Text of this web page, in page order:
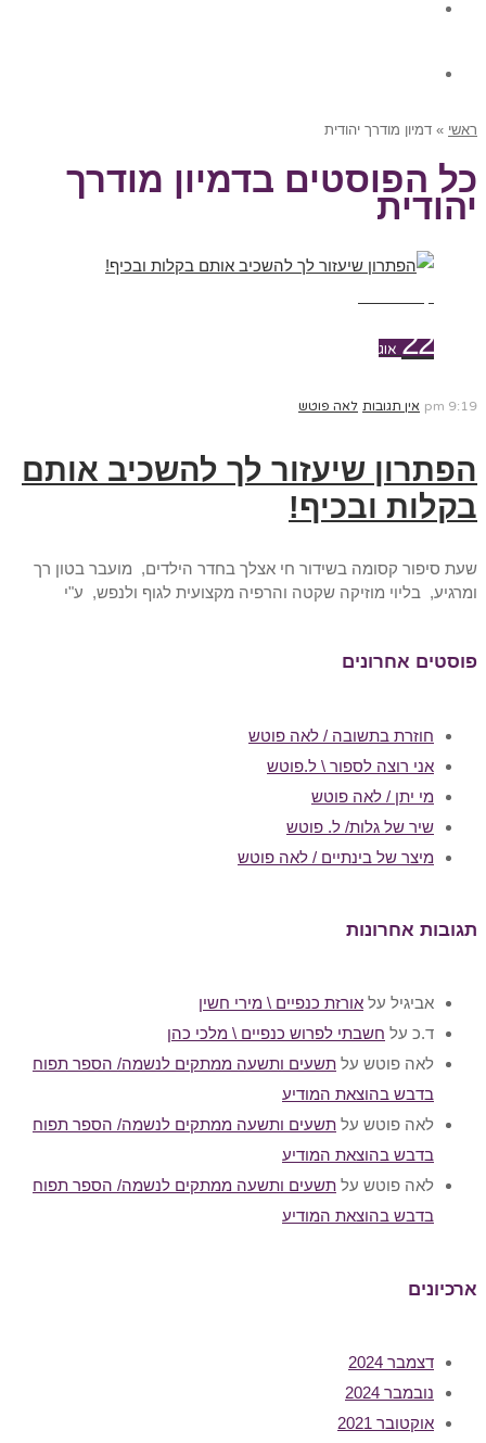
ראשי » דמיון מודרך יהודית
כל הפוסטים בדמיון מודרך
יהודית
22 אוג
9:19 pm אין תגובות לאה פוטש
הפתרון שיעזור לך להשכיב אותם
בקלות ובכיף!
שעת סיפור קסומה בשידור חי אצלך בחדר הילדים, מועבר בטון רך
ומרגיע, בליוי מוזיקה שקטה והרפיה מקצועית לגוף ולנפש, ע"י
פוסטים אחרונים
חוזרת בתשובה / לאה פוטש
אני רוצה לספור \ ל.פוטש
מי יתן / לאה פוטש
שיר של גלות/ ל. פוטש
מיצר של בינתיים / לאה פוטש
תגובות אחרונות
אביגיל על אורזת כנפיים \ מירי חשין
ד.כ על חשבתי לפרוש כנפיים \ מלכי כהן
לאה פוטש על תשעים ותשעה ממתקים לנשמה/ הספר תפוח
בדבש בהוצאת המודיע
לאה פוטש על תשעים ותשעה ממתקים לנשמה/ הספר תפוח
בדבש בהוצאת המודיע
לאה פוטש על תשעים ותשעה ממתקים לנשמה/ הספר תפוח
בדבש בהוצאת המודיע
ארכיונים
דצמבר 2024
נובמבר 2024
אוקטובר 2021